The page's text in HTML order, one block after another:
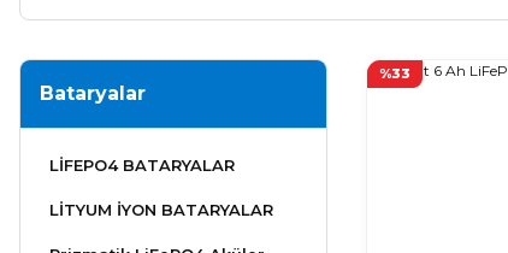
Bataryalar
LİFEPO4 BATARYALAR
LİTYUM İYON BATARYALAR
%33